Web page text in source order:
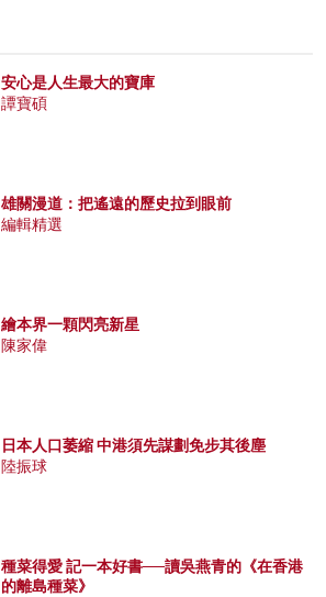
安心是人生最大的寶庫
譚寶碩
雄關漫道：把遙遠的歷史拉到眼前
編輯精選
繪本界一顆閃亮新星
陳家偉
日本人口萎縮 中港須先謀劃免步其後塵
陸振球
種菜得愛 記一本好書──讀吳燕青的《在香港
的離島種菜》